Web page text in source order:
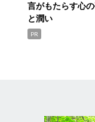
言がもたらす心
と潤い
PR